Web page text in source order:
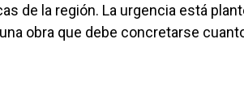
de la región. La urgencia está
obra que debe concretarse